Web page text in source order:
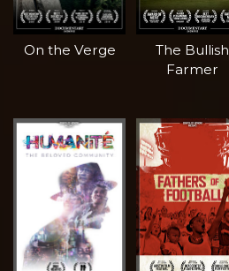
On the Verge
The Bullish
Farmer